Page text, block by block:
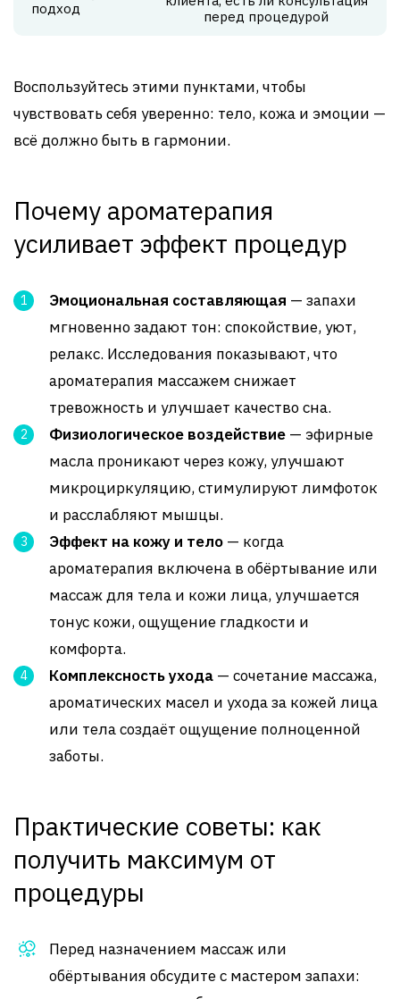
подход
перед процедурой
Воспользуйтесь этими пунктами, чтобы
чувствовать себя уверенно: тело, кожа и эмоции —
всё должно быть в гармонии.
Почему ароматерапия
усиливает эффект процедур
Эмоциональная составляющая — запахи
мгновенно задают тон: спокойствие, уют,
релакс. Исследования показывают, что
ароматерапия массажем снижает
тревожность и улучшает качество сна.
Физиологическое воздействие — эфирные
масла проникают через кожу, улучшают
микроциркуляцию, стимулируют лимфоток
и расслабляют мышцы.
Эффект на кожу и тело — когда
ароматерапия включена в обёртывание или
массаж для тела и кожи лица, улучшается
тонус кожи, ощущение гладкости и
комфорта.
Комплексность ухода — сочетание массажа,
ароматических масел и ухода за кожей лица
или тела создаёт ощущение полноценной
заботы.
Практические советы: как
получить максимум от
процедуры
Перед назначением массаж или
обёртывания обсудите с мастером запахи: